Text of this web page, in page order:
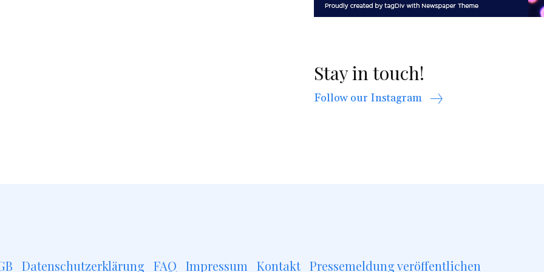
Stay in touch!
Follow our Instagram
Datenschutzerklärung FAQ Impressum Kontakt Pressemeldung veröffentlichen